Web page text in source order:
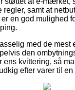
samt at
en god mulighed
med de
den
kvittering, så
efter varer til en